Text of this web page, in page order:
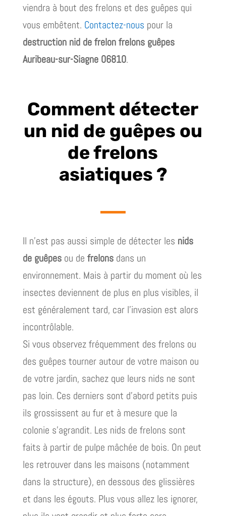
viendra à bout des frelons et des guêpes qui
vous embêtent. Contactez-nous pour la
destruction nid de frelon frelons guêpes
Auribeau-sur-Siagne 06810.
Comment détecter
un nid de guêpes ou
de frelons
asiatiques ?
Il n’est pas aussi simple de détecter les nids
de guêpesou de frelonsdans un
environnement. Mais à partir du moment où les
insectes deviennent de plus en plus visibles, il
est généralement tard, car l’invasion est alors
incontrôlable.
Si vous observez fréquemment des frelons ou
des guêpes tourner autour de votre maison ou
de votre jardin, sachez que leurs nids ne sont
pas loin. Ces derniers sont d’abord petits puis
ils grossissent au fur et à mesure que la
colonie s’agrandit. Les nids de frelons sont
faits à partir de pulpe mâchée de bois. On peut
les retrouver dans les maisons (notamment
dans la structure), en dessous des glissières
et dans les égouts. Plus vous allez les ignorer,